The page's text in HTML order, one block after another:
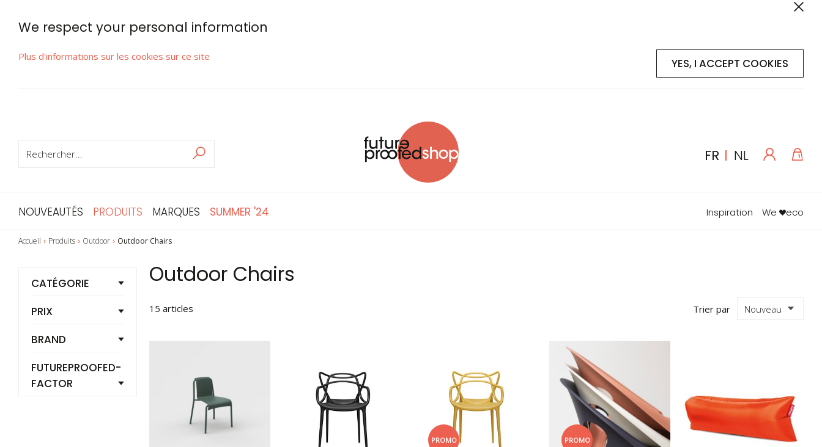
We respect your personal information
Plus d'informations sur les cookies sur ce site YES, I ACCEPT COOKIES
LANGUE
FR NL
Rechercher
RECHERCHER
NOUVEAUTÉS PRODUITS MARQUES SUMMER '24 Inspiration We eco
Accueil Produits Outdoor Outdoor Chairs
Outdoor Chairs
Trier par
15 articles
PROMO PROMO
CATÉGORIE
PRIX
BRAND
FUTUREPROOFED-
FACTOR